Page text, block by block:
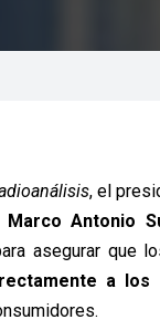
, el
Marco Antonio
asegurar que
a los